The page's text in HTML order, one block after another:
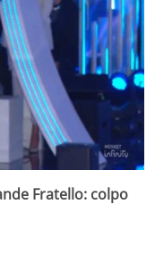
Fratello: colpo